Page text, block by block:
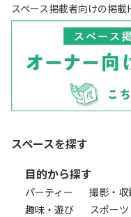
スペース掲載者向けの掲
スペースを探す
目的から探す
パーティー 撮影・収
趣味・遊び
スポー